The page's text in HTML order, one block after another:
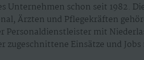
Unternehmen schon seit 1982.
Ärzten und Pflegekräften
Personaldienstleister mit
Einsätze und Jobs